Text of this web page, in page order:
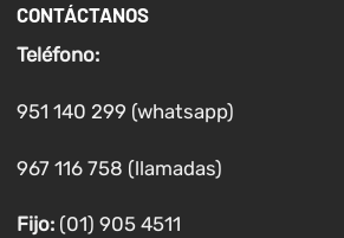
CONTÁCTANOS
Teléfono:
951 140 299 (whatsapp)
967 116 758 (llamadas)
Fijo:(01) 905 4511